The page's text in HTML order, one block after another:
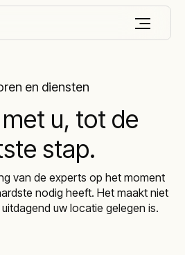
en diensten
u, tot de
stap.
van de experts op het moment
nodig heeft. Het maakt niet
uw locatie gelegen is.